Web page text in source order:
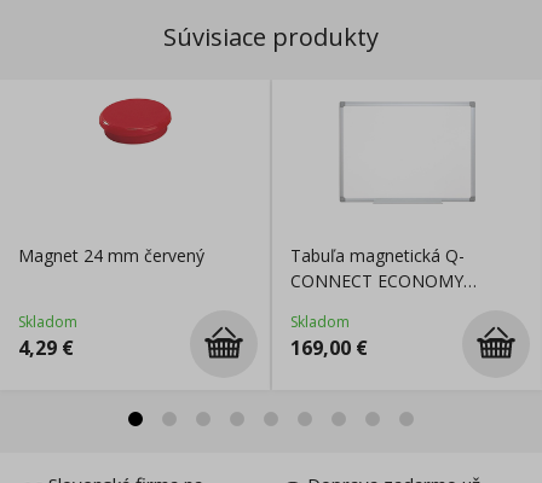
Súvisiace produkty
Magnet 24 mm červený
Skladom
4,29 €
Tabuľa magnetická Q-
CONNECT ECONOMY
Skladom
169,00 €